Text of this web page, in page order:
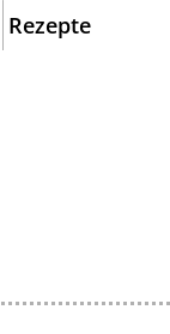
Rezepte